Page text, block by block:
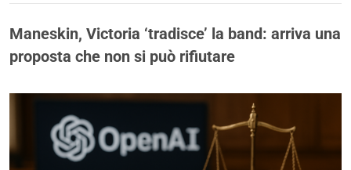
Maneskin, Victoria ‘tradisce’ la band: arriva una
proposta che non si può rifiutare